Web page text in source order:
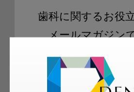
歯科に関するお役
メールマガジン
ご登録いただいた職種（